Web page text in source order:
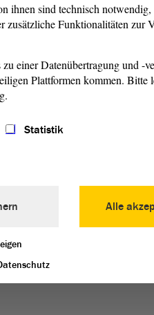
ihnen sind technisch notwendig,
zusätzliche Funktionalitäten zur
einer Datenübertragung und -
Plattformen kommen. Bitte
Statistik
Alle